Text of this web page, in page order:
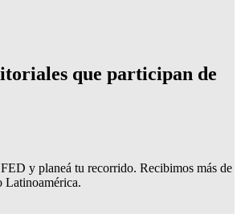
que participan de
y planeá tu recorrido. Recibimos más de
Latinoamérica.